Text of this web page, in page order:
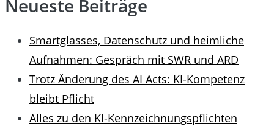
Neueste Beiträge
Smartglasses, Datenschutz und heimliche
Aufnahmen: Gespräch mit SWR und ARD
Trotz Änderung des AI Acts: KI-Kompetenz
bleibt Pflicht
Alles zu den KI-Kennzeichnungspflichten